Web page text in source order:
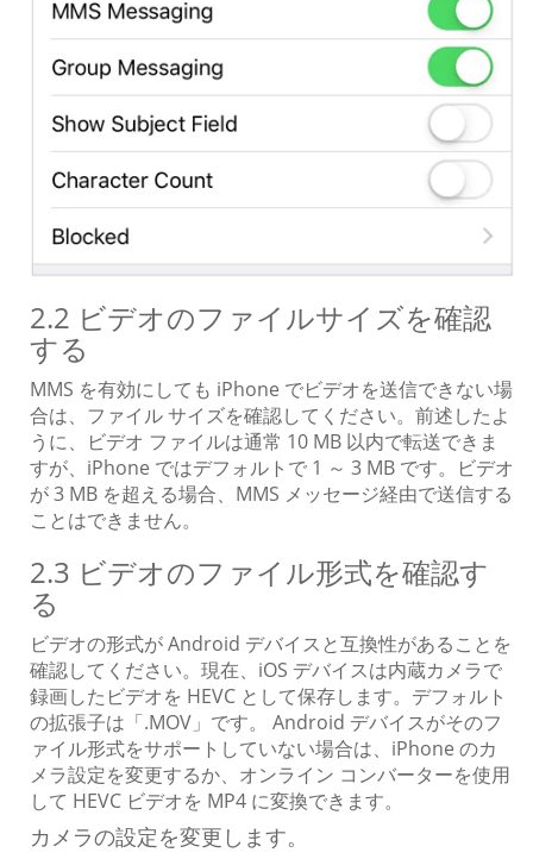
2.2 ビデオのファイルサイズを確認
する
MMS を有効にしても iPhone でビデオを送信できない場
合は、ファイル サイズを確認してください。前述したよ
うに、ビデオ ファイルは通常 10 MB 以内で転送できま
すが、iPhone ではデフォルトで 1 ～ 3 MB です。ビデオ
が 3 MB を超える場合、MMS メッセージ経由で送信する
ことはできません。
2.3 ビデオのファイル形式を確認す
る
ビデオの形式が Android デバイスと互換性があることを
確認してください。現在、iOS デバイスは内蔵カメラで
録画したビデオを HEVC として保存します。デフォルト
の拡張子は「.MOV」です。 Android デバイスがそのフ
ァイル形式をサポートしていない場合は、iPhone のカ
メラ設定を変更するか、オンライン コンバーターを使用
して HEVC ビデオを MP4 に変換できます。
カメラの設定を変更します。